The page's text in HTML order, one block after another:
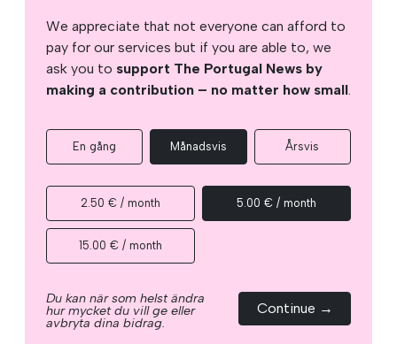
We appreciate that not everyone can afford to
pay for our services but if you are able to, we
ask you to support The Portugal News by
making a contribution – no matter how small.
En gång Månadsvis Årsvis
2.50 € / month 5.00 € / month
15.00 € / month
Du kan när som helst ändra
hur mycket du vill ge eller
avbryta dina bidrag.
Continue →